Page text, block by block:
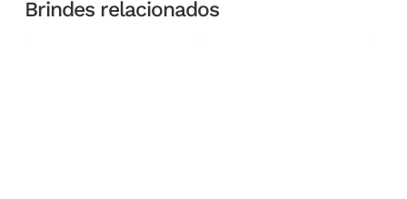
Brindes relacionados